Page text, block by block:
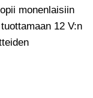
monenlaisiin
12 V:n